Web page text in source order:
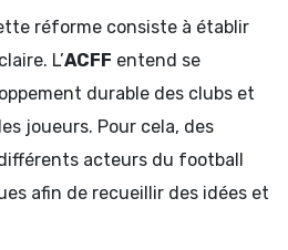
réforme consiste à établir
L’ACFF entend se
durable des clubs et
joueurs. Pour cela, des
acteurs du football
afin de recueillir des idées et